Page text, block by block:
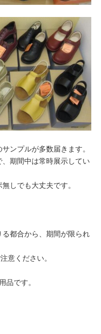
ンプルが多数届きます。
期間中は常時展示してい
しでも大丈夫です。
る都合から、期間が限られ
意ください。
品です。